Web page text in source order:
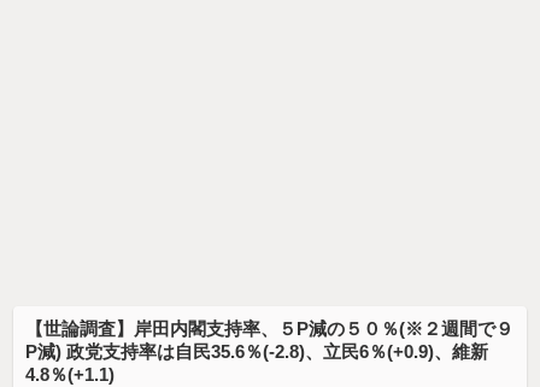
【世論調査】岸田内閣支持率、５P減の５０％(※２週間で９
P減) 政党支持率は自民35.6％(-2.8)、立民6％(+0.9)、維新
4.8％(+1.1)